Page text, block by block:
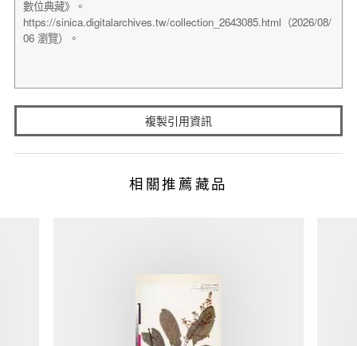
複製引用資訊
相關推薦藏品